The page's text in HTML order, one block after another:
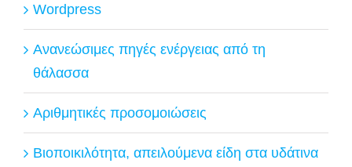
Wordpress
Ανανεώσιμες πηγές ενέργειας από τη
θάλασσα
Αριθμητικές προσομοιώσεις
Βιοποικιλότητα, απειλούμενα είδη στα υδάτινα